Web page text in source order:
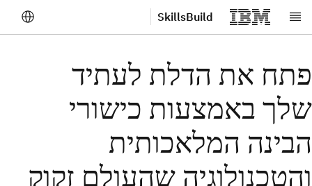
דלג לתוכן הראשי SkillsBuild
פתח את הדלת לעתיד
שלך באמצעות כישורי
הבינה המלאכותית
והטכנולוגיה שהעולם זקוק